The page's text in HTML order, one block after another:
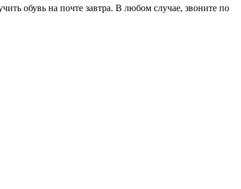
обувь на почте завтра. В любом случае, звоните по